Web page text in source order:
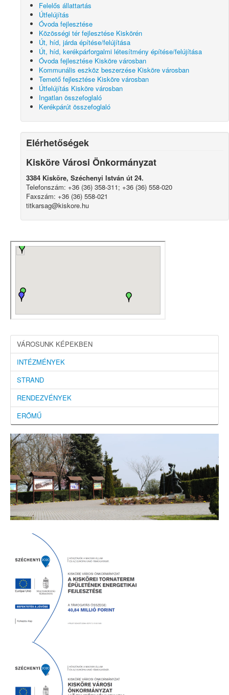
Felelős állattartás
Útfelújítás
Óvoda fejlesztése
Közösségi tér fejlesztése Kiskörén
Út, híd, járda építése/felújítása
Út, híd, kerékpárforgalmi létesítmény építése/felújítása
Óvoda fejlesztése Kisköre városban
Kommunális eszköz beszerzése Kisköre városban
Temető fejlesztése Kisköre városban
Útfelújítás Kisköre városban
Ingatlan összefoglaló
Kerékpárút összefoglaló
Elérhetőségek
Kisköre Városi Önkormányzat
3384 Kisköre, Széchenyi István út 24.
Telefonszám: +36 (36) 358-311; +36 (36) 558-020
Faxszám: +36 (36) 558-021
titkarsag@kiskore.hu
VÁROSUNK KÉPEKBEN
INTÉZMÉNYEK
STRAND
RENDEZVÉNYEK
ERŐMŰ